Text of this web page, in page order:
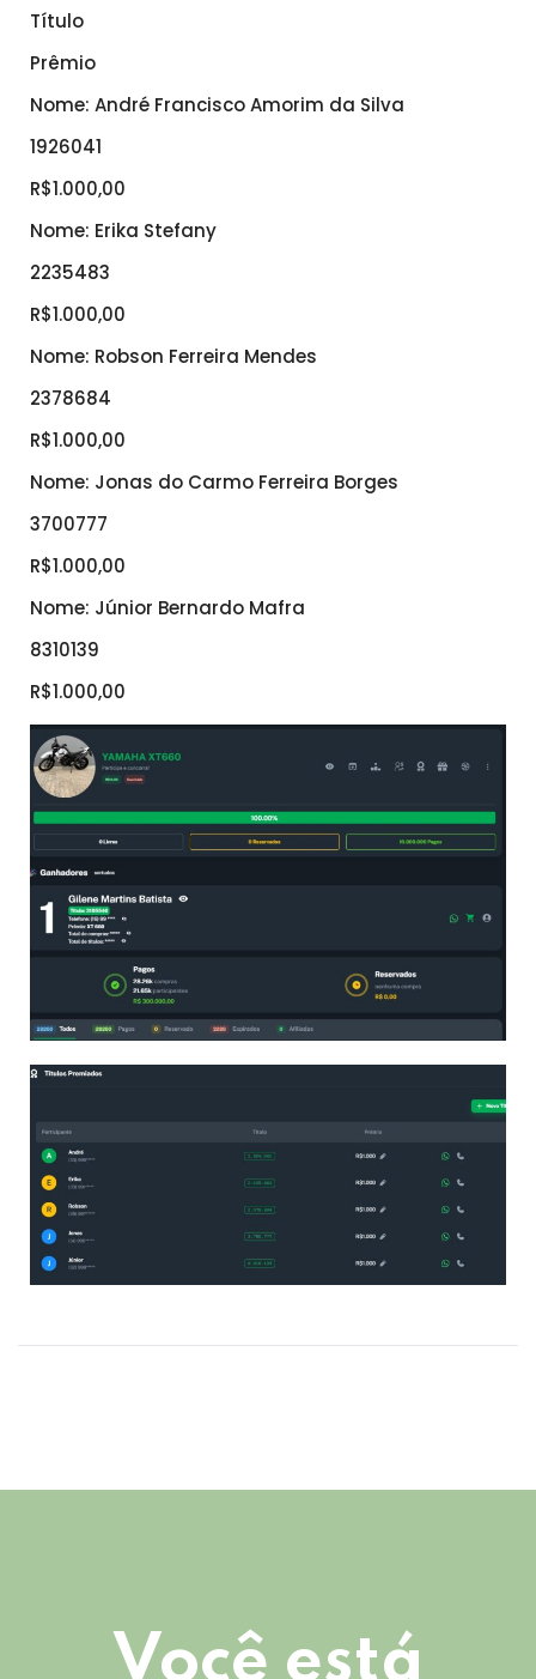
Título
Prêmio
Nome: André Francisco Amorim da Silva
1926041
R$1.000,00
Nome: Erika Stefany
2235483
R$1.000,00
Nome: Robson Ferreira Mendes
2378684
R$1.000,00
Nome: Jonas do Carmo Ferreira Borges
3700777
R$1.000,00
Nome: Júnior Bernardo Mafra
8310139
R$1.000,00
Você está